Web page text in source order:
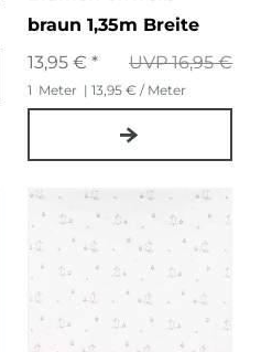
braun 1,35m Breite
UVP 16,95 €
13,95 € *
1 Meter | 13,95 € / Meter